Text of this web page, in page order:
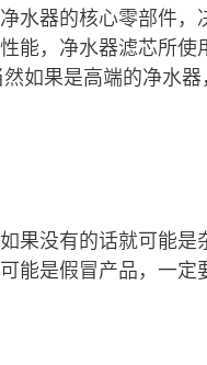
水器的核心零部件，
能，净水器滤芯所使
如果是高端的净水
果没有的话就可能是
能是假冒产品，一